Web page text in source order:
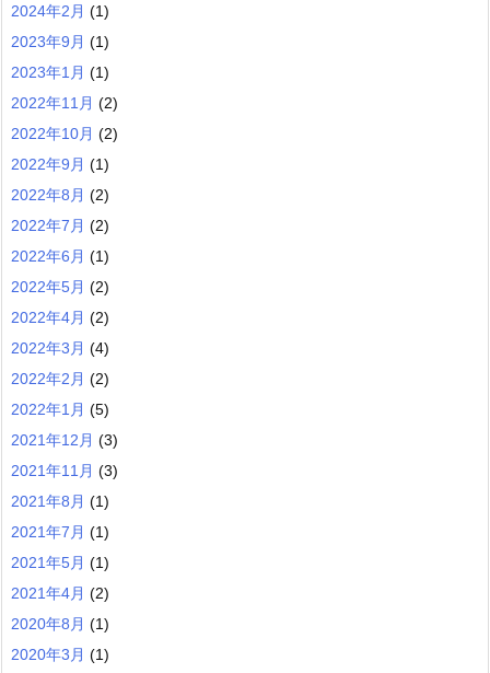
2024年2月 (1)
2023年9月 (1)
2023年1月 (1)
2022年11月 (2)
2022年10月 (2)
2022年9月 (1)
2022年8月 (2)
2022年7月 (2)
2022年6月 (1)
2022年5月 (2)
2022年4月 (2)
2022年3月 (4)
2022年2月 (2)
2022年1月 (5)
2021年12月 (3)
2021年11月 (3)
2021年8月 (1)
2021年7月 (1)
2021年5月 (1)
2021年4月 (2)
2020年8月 (1)
2020年3月 (1)